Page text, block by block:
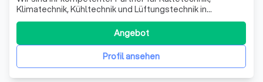
Klimatechnik, Kühltechnik und Lüftungstechnik in
Riegelsberg und darüber hinaus. Mit jahrelanger Erfahrung
bieten wir maßgeschneiderte Lösungen, die auf Ihre
individuellen Bedürfnisse abgestimmt sind. Unser
engagiertes Team berät Sie umfassend und e
Profil ansehen
Angebot